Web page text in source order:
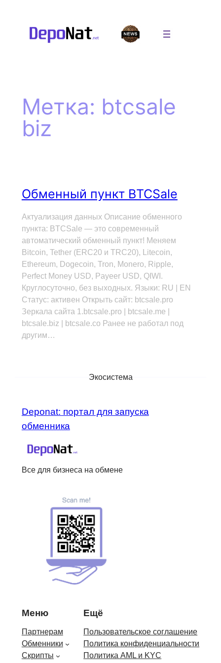
содержимому
Метка: btcsale
biz
Обменный пункт BTCSale
Актуализация данных Описание обменного
пункта: BTCSale — это современный
автоматический обменный пункт! Меняем
Bitcoin, Tether (ERC20 и TRC20), Litecoin,
Ethereum, Dogecoin, Tron, Monero, Ripple,
Perfect Money USD, Payeer USD, QIWI.
Круглосуточно, без выходных. Языки: RU | EN
Статус: активен Открыть сайт: btcsale.pro
Зеркала сайта 1.btcsale.pro | btcsale.me |
btcsale.biz | btcsale.co Ранее не работал под
другим…
Экосистема
Deponat: портал для запуска
обменника
Все для бизнеса на обмене
Меню
Партнерам
Обменники
Скрипты
Ещё
Пользовательское соглашение
Политика конфиденциальности
Политика AML и KYC